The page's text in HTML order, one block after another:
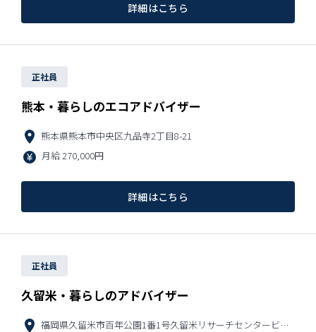
詳細はこちら
正社員
熊本・暮らしのエコアドバイザー
熊本県熊本市中央区九品寺2丁目8-21
月給270,000円
詳細はこちら
正社員
久留米・暮らしのアドバイザー
福岡県久留⽶市百年公園1番1号久留⽶リサーチセンタービル７F-F号室